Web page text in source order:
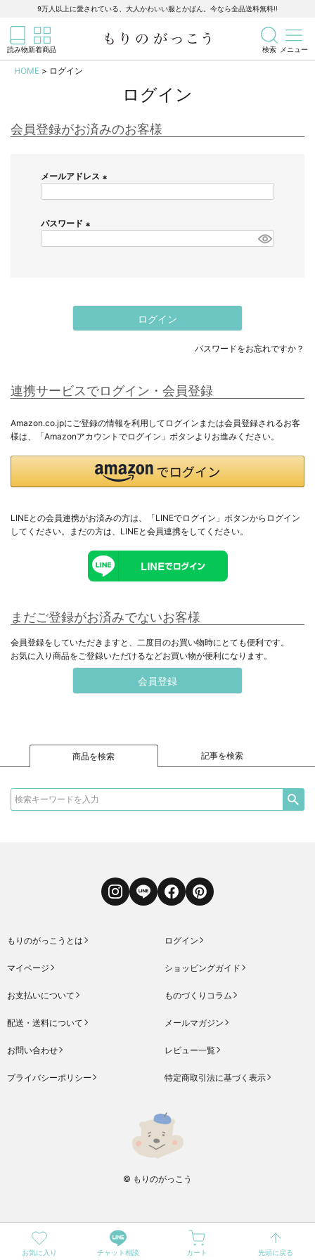
9万人以上に愛されている、大人かわいい服とかばん。今なら全品送料無料!!
読み物新着商品 検索 メニュー
商品を検索 記事を検索
HOME ログイン
靴下
タイツ／レギンス
ストールほか
大きなサイズ
メンズ
ボトムス
ギフト用ラッピング
ログイン
会員登録がお済みのお客様
メールアドレス
)
パスワード
ログイン
パスワードをお忘れですか？
連携サービスでログイン・会員登録
Amazon.co.jpにご登録の情報を利用してログインまたは会員登録されるお客
様は、「Amazonアカウントでログイン」ボタンよりお進みください。
LINEとの会員連携がお済みの方は、「LINEでログイン」ボタンからログイン
してください。まだの方は、 LINEと会員連携をしてください。
まだご登録がお済みでないお客様
会員登録をしていただきますと、二度目のお買い物時にとても便利です。
お気に入り商品をご登録いただけるなどお買い物が便利になります。
会員登録
商品を検索 記事を検索
InstagramLINE FacebookPinterest
もりのがっこうとは ログイン
マイページ ショッピングガイド
お支払いについて ものづくりコラム
配送・送料について メールマガジン
お問い合わせ レビュー一覧
プライバシーポリシー 特定商取引法に基づく表示
© もりのがっこう
お気に入り チャット相談 カート 先頭に戻る